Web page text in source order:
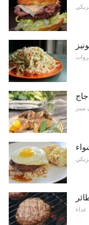
مينز
غداء